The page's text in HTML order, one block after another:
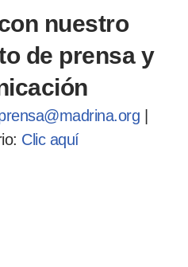
nuestro
de prensa y
Clic aquí